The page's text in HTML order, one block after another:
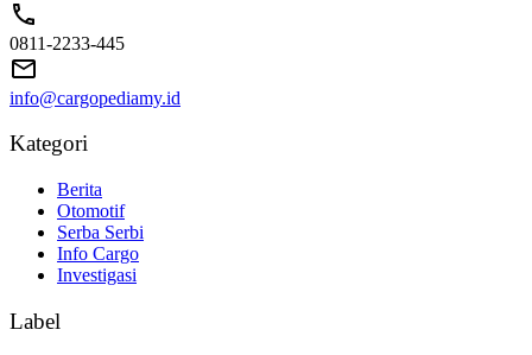
0811-2233-445
info@cargopediamy.id
Kategori
Berita
Otomotif
Serba Serbi
Info Cargo
Investigasi
Label